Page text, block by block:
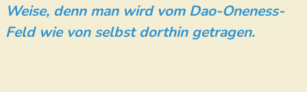
Weise, denn man wird vom Dao-Oneness-
Feld wie von selbst dorthin getragen.